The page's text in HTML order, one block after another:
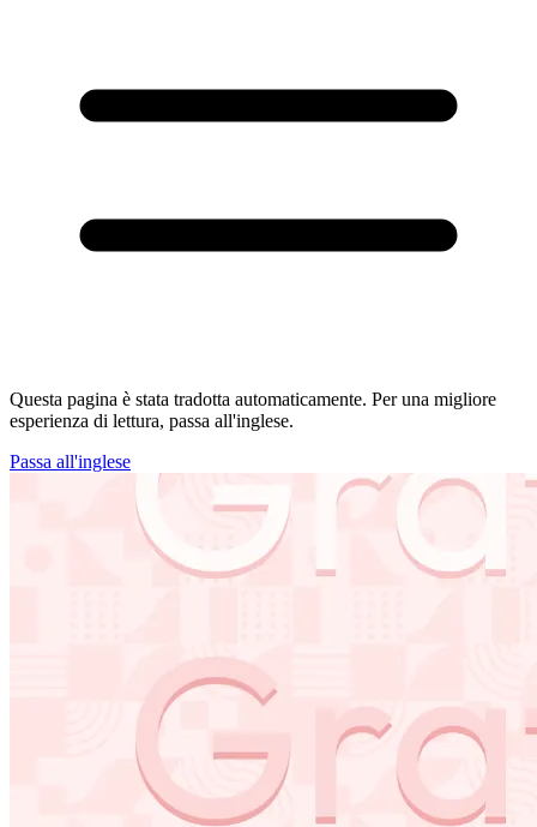
Questa pagina è stata tradotta automaticamente. Per una migliore
esperienza di lettura, passa all'inglese.
Passa all'inglese